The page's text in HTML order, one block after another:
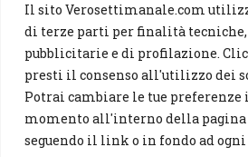
Il sito Verosettimanale.com
di terze parti per finalità
pubblicitarie e di profilazione.
presti il consenso all'utilizzo dei
Potrai cambiare le tue preferenze
momento all'interno della pagina
seguendo il link o in fondo ad ogni
Artisti (241)
News(238)
Cerca